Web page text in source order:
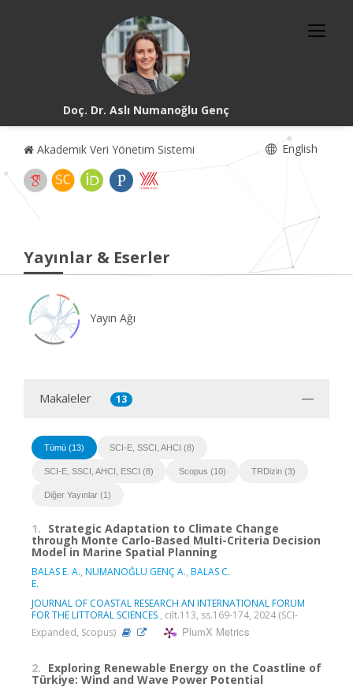
Doç. Dr. Aslı Numanoğlu Genç
Akademik Veri Yönetim Sistemi English
Yayınlar & Eserler
Yayın Ağı
Makaleler 13
Tümü (13) SCI-E, SSCI, AHCI (8)
SCI-E, SSCI, AHCI, ESCI (8) Scopus (10) TRDizin (3)
Diğer Yayınlar (1)
1. Strategic Adaptation to Climate Change
through Monte Carlo-Based Multi-Criteria Decision
Model in Marine Spatial Planning
BALAS E. A., NUMANOĞLU GENÇ A., BALAS C.
E.
JOURNAL OF COASTAL RESEARCH AN INTERNATIONAL FORUM
FOR THE LITTORAL SCIENCES , cilt.113, ss.169-174, 2024 (SCI-
Expanded, Scopus)
PlumX Metrics
2. Exploring Renewable Energy on the Coastline of
Türkiye: Wind and Wave Power Potential